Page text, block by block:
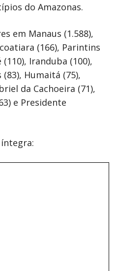
do Amazonas.
em Manaus (1.588),
(166), Parintins
(110), Iranduba (100),
Humaitá (75),
da Cachoeira (71),
e Presidente